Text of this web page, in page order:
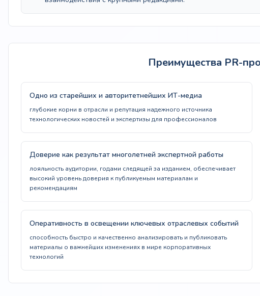
Преимущества PR-
Одно из старейших и авторитетнейших ИТ-медиа
глубокие корни в отрасли и репутация надежного источника
технологических новостей и экспертизы для профессионалов
Доверие как результат многолетней экспертной работы
лояльность аудитории, годами следящей за изданием, обеспечивает
высокий уровень доверия к публикуемым материалам и
рекомендациям
Оперативность в освещении ключевых отраслевых событий
способность быстро и качественно анализировать и публиковать
материалы о важнейших изменениях в мире корпоративных
технологий